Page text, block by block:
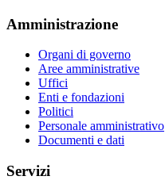
Amministrazione
Organi di governo
Aree amministrative
Uffici
Enti e fondazioni
Politici
Personale amministrativo
Documenti e dati
Servizi